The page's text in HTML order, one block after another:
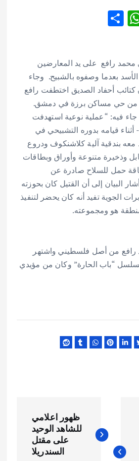
W
s
A
p
p
e
رافع على يد المعارضين
بعدما وصفوه بالشبيح. وجاء
أحفاد الصديق اختطفت رافع
من حي مساكن برزة في دمشق.
جاء فيه: “عملية نوعية استهدفت
-30 عاما- أثناء قيامه بدوره التشبيحي في
بندقية آلية كلاشنكوف ودروع
وذخيرة متنوعة وأوراق وبطاقات
حمل للسلاح صادرة عن
البيان إلى أن القتيل كان بحوزته
الجوية تفيد أنه كان يحضر لتنفيذ
هو ومجموعته.
رافع من أصل فلسطيني واشتهر
“باب الحارة” وكان من مؤيدي
ظهور اعلامي
للشاهد الوحيد
على مقتل
السندريلا